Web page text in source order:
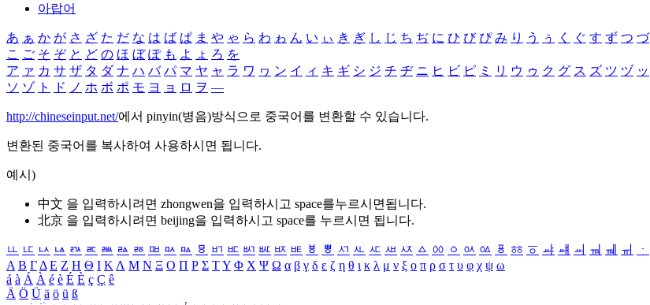
아랍어
あ ぁ か が さ ざ た だ な は ば ぱ ま や ゃ ら わ ゎ ん い ぃ き ぎ し じ ち ぢ に ひ び ぴ み り う ぅ く ぐ す ず つ づ
こ ご そ ぞ と ど の ほ ぼ ぽ も よ ょ ろ を
ア ァ カ サ ザ タ ダ ナ ハ バ パ マ ヤ ャ ラ ワ ヮ ン イ ィ キ ギ シ ジ チ ヂ ニ ヒ ビ ピ ミ リ ウ ゥ ク グ ス ズ ツ ヅ ッ
ソ ゾ ト ド ノ ホ ボ ポ モ ヨ ョ ロ ヲ ―
http://chineseinput.net/에서 pinyin(병음)방식으로 중국어를 변환할 수 있습니다.
변환된 중국어를 복사하여 사용하시면 됩니다.
예시)
中文 을 입력하시려면 zhongwen을 입력하시고 space를누르시면됩니다.
北京 을 입력하시려면 beijing을 입력하시고 space를 누르시면 됩니다.
ㅥ ㅦ ㅧ ㅨ ㅩ ㅪ ㅫ ㅬ ㅭ ㅮ ㅯ ㅰ ㅱ ㅲ ㅳ ㅴ ㅵ ㅶ ㅷ ㅸ ㅹ ㅺ ㅻ ㅼ ㅽ ㅾ ㅿ ㆀ ㆁ ㆂ ㆃ ㆄ ㆅ ㆆ ㆇ ㆈ ㆉ ㆊ ㆋ ㆌ ㆍ
Α Β ΓΔ Ε Ζ Η Θ Ι ΚΛ Μ Ν Ξ Ο Π Ρ Σ ΤΥ Φ Χ Ψ Ω α β γ δ ε ζ η θ ι κ λ μ ν ξ ο π ρ σ τ υ φ χ ψ ω
á à Á À é è É È ç Ç ê
Ä Ö Ü ä ö ü ß